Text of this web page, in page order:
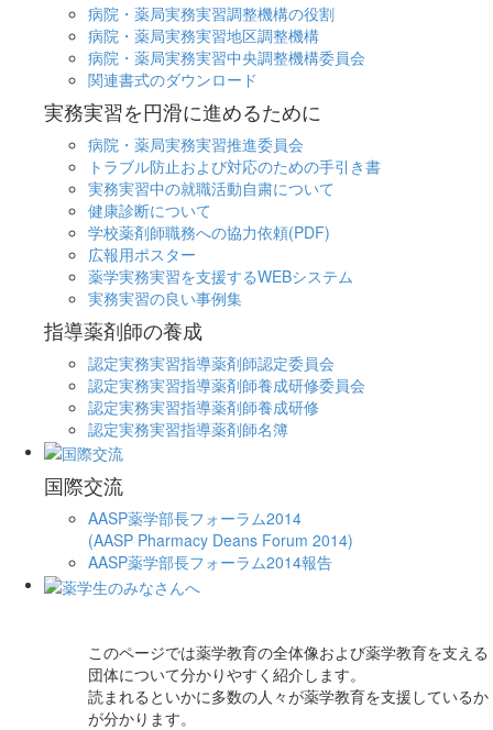
病院・薬局実務実習調整機構の役割
病院・薬局実務実習地区調整機構
病院・薬局実務実習中央調整機構委員会
関連書式のダウンロード
実務実習を円滑に進めるために
病院・薬局実務実習推進委員会
トラブル防止および対応のための手引き書
実務実習中の就職活動自粛について
健康診断について
学校薬剤師職務への協力依頼(PDF)
広報用ポスター
薬学実務実習を支援するWEBシステム
実務実習の良い事例集
指導薬剤師の養成
認定実務実習指導薬剤師認定委員会
認定実務実習指導薬剤師養成研修委員会
認定実務実習指導薬剤師養成研修
認定実務実習指導薬剤師名簿
国際交流
AASP薬学部長フォーラム2014
(AASP Pharmacy Deans Forum 2014)
AASP薬学部長フォーラム2014報告
このページでは薬学教育の全体像および薬学教育を支える
団体について分かりやすく紹介します。
読まれるといかに多数の人々が薬学教育を支援しているか
が分かります。